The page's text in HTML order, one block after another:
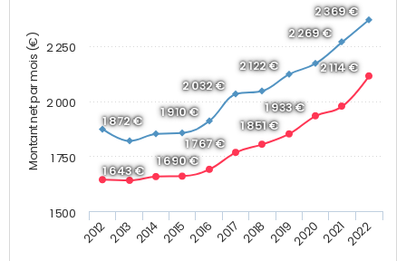
Montant net par mois (€)
1 643 €
1 690 €
1 767 €
1 851 €
1 933 €
2 114 €
1 872 €
1 910 €
2 032 €
2 122 €
2 269 €
2 369 €
2012 2013 2014 2015 2016 2017 2018 20192020 20212022
2 000
1 500
1 750
2 250